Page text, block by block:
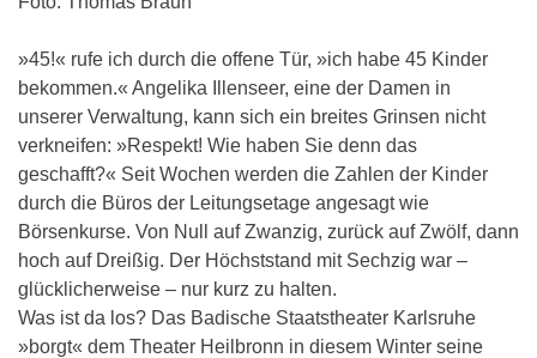
»45!« rufe ich durch die offene Tür, »ich habe 45 Kinder
bekommen.« Angelika Illenseer, eine der Damen in
unserer Verwaltung, kann sich ein breites Grinsen nicht
verkneifen: »Respekt! Wie haben Sie denn das
geschafft?« Seit Wochen werden die Zahlen der Kinder
durch die Büros der Leitungsetage angesagt wie
Börsenkurse. Von Null auf Zwanzig, zurück auf Zwölf, dann
hoch auf Dreißig. Der Höchststand mit Sechzig war –
glücklicherweise – nur kurz zu halten.
Was ist da los? Das Badische Staatstheater Karlsruhe
»borgt« dem Theater Heilbronn in diesem Winter seine